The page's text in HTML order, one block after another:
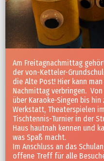
Am Freitagnachmittag
der von-Ketteler-
die Alte Post! Hier kann
Nachmittag verbringen.
über Karaoke-Singen bis
Werkstatt, Theaterspielen
Tischtennis-Turnier in der
Haus hautnah kennen und
was Spaß macht.
Im Anschluss an das
offene Treff für alle